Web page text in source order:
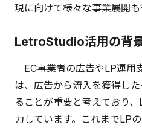
現に向けて様々な事業展開も
LetroStudio活用の背
EC事業者の広告やLP運用
は、広告から流入を獲得し
ることが重要と考えており
力しています。これまでLP